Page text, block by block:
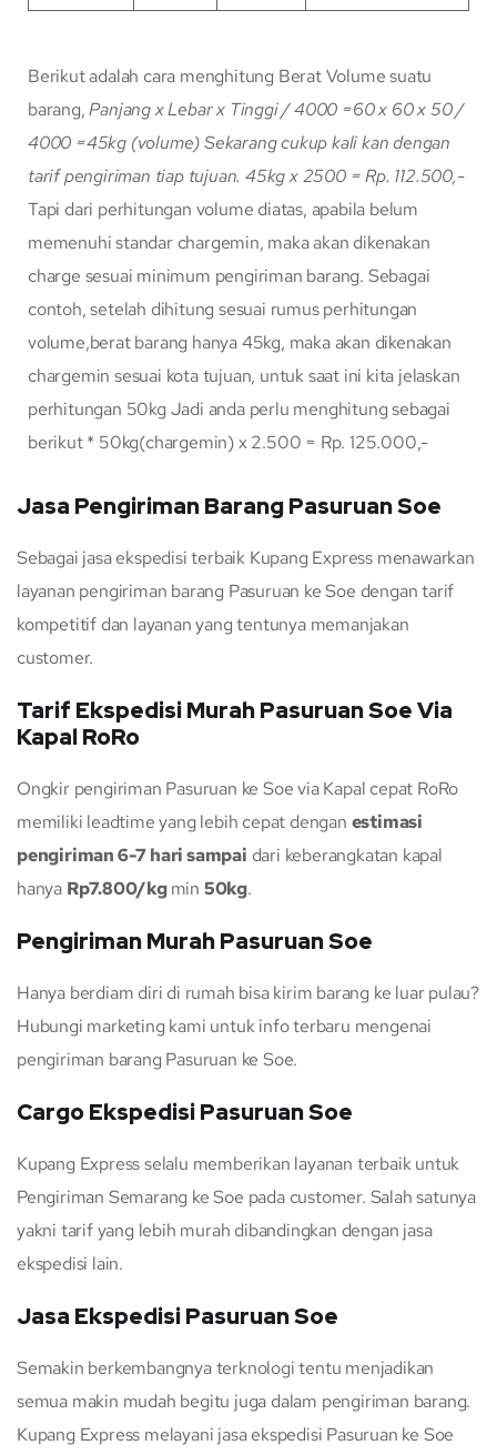
Berikut adalah cara menghitung Berat Volume suatu
barang,Panjang x Lebar x Tinggi / 4000 =60 x 60 x 50 /
4000 =45kg (volume)Sekarang cukup kali kan dengan
tarif pengiriman tiap tujuan. 45kg x 2500 = Rp. 112.500,-
Tapi dari perhitungan volume diatas, apabila belum
memenuhi standar chargemin, maka akan dikenakan
charge sesuai minimum pengiriman barang. Sebagai
contoh, setelah dihitung sesuai rumus perhitungan
volume,berat barang hanya 45kg, maka akan dikenakan
chargemin sesuai kota tujuan, untuk saat ini kita jelaskan
perhitungan 50kg Jadi anda perlu menghitung sebagai
berikut * 50kg(chargemin) x 2.500 = Rp. 125.000,-
Jasa Pengiriman Barang Pasuruan Soe
Sebagai jasa ekspedisi terbaik Kupang Express menawarkan
layanan pengiriman barang Pasuruan ke Soe dengan tarif
kompetitif dan layanan yang tentunya memanjakan
customer.
Tarif Ekspedisi Murah Pasuruan Soe Via
Kapal RoRo
Ongkir pengiriman Pasuruan ke Soe via Kapal cepat RoRo
memiliki leadtime yang lebih cepat dengan estimasi
pengiriman 6-7 hari sampai dari keberangkatan kapal
hanya Rp7.800/kgmin 50kg.
Pengiriman Murah Pasuruan Soe
Hanya berdiam diri di rumah bisa kirim barang ke luar pulau?
Hubungi marketing kami untuk info terbaru mengenai
pengiriman barang Pasuruan ke Soe.
Cargo Ekspedisi Pasuruan Soe
Kupang Express selalu memberikan layanan terbaik untuk
Pengiriman Semarang ke Soe pada customer. Salah satunya
yakni tarif yang lebih murah dibandingkan dengan jasa
ekspedisi lain.
Jasa Ekspedisi Pasuruan Soe
Semakin berkembangnya terknologi tentu menjadikan
semua makin mudah begitu juga dalam pengiriman barang.
Kupang Express melayani jasa ekspedisi Pasuruan ke Soe